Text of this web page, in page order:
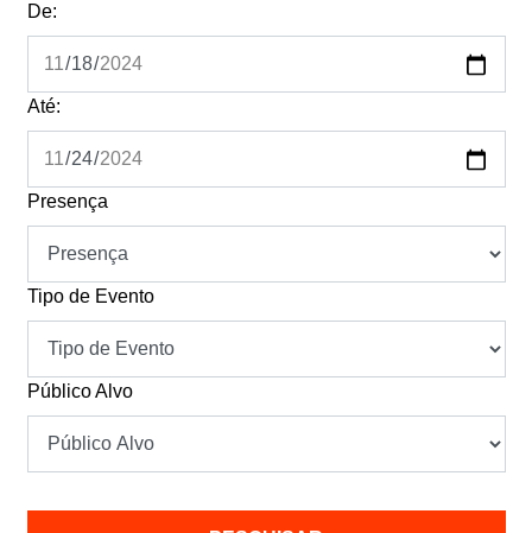
De:
Até:
Presença
Tipo de Evento
Público Alvo